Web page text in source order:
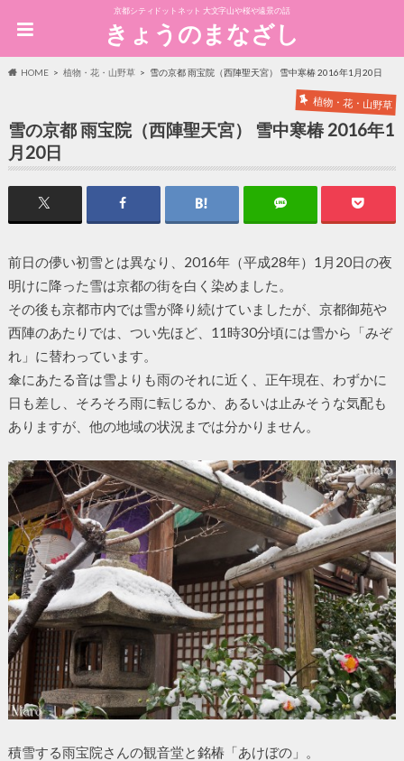
京都シティドットネット 大文字山や桜や遠景の話
きょうのまなざし
HOME 植物・花・山野草 雪の京都 雨宝院（西陣聖天宮） 雪中寒椿 2016年1月20日
植物・花・山野草
雪の京都 雨宝院（西陣聖天宮） 雪中寒椿 2016年1
月20日
前日の儚い初雪とは異なり、2016年（平成28年）1月20日の夜
明けに降った雪は京都の街を白く染めました。
その後も京都市内では雪が降り続けていましたが、京都御苑や
西陣のあたりでは、つい先ほど、11時30分頃には雪から「みぞ
れ」に替わっています。
傘にあたる音は雪よりも雨のそれに近く、正午現在、わずかに
日も差し、そろそろ雨に転じるか、あるいは止みそうな気配も
ありますが、他の地域の状況までは分かりません。
積雪する雨宝院さんの観音堂と銘椿「あけぼの」。